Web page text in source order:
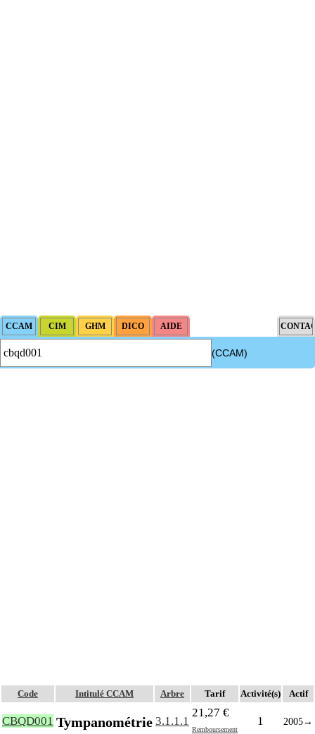
(CCAM)
Code Intitulé CCAM Arbre Tarif Activité(s) Actif
CBQD001 Tympanométrie 3.1.1.1
21,27 €
Remboursement
1 2005→